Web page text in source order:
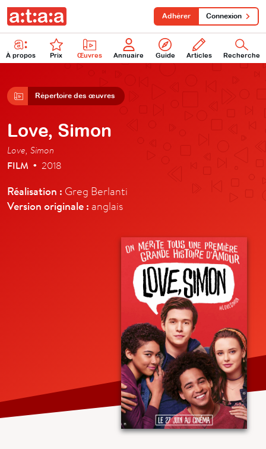
À propos Prix Œuvres Annuaire Guide Articles Recherche
Adhérer Connexion
Répertoire des œuvres
Love, Simon
Love, Simon
FILM • 2018
Réalisation : Greg Berlanti
Version originale : anglais